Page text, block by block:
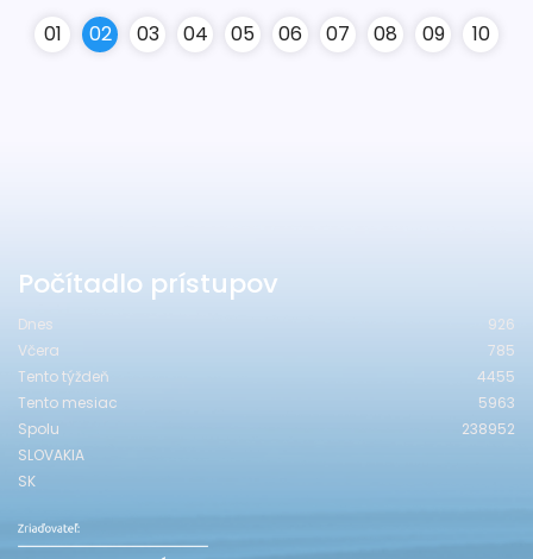
01 02 03 04 05 06 07 08 09 10
Počítadlo prístupov
Dnes
926
Včera
785
Tento týždeň
4455
Tento mesiac
5963
Spolu
238952
SLOVAKIA
SK